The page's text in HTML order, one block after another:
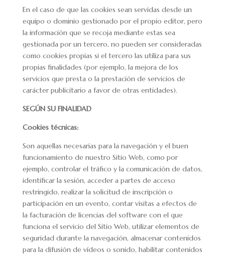
En el caso de que las cookies sean servidas desde un
equipo o dominio gestionado por el propio editor, pero
la información que se recoja mediante estas sea
gestionada por un tercero, no pueden ser consideradas
como cookies propias si el tercero las utiliza para sus
propias finalidades (por ejemplo, la mejora de los
servicios que presta o la prestación de servicios de
carácter publicitario a favor de otras entidades).
SEGÚN SU FINALIDAD
Cookies técnicas:
Son aquellas necesarias para la navegación y el buen
funcionamiento de nuestro Sitio Web, como por
ejemplo, controlar el tráfico y la comunicación de datos,
identificar la sesión, acceder a partes de acceso
restringido, realizar la solicitud de inscripción o
participación en un evento, contar visitas a efectos de
la facturación de licencias del software con el que
funciona el servicio del Sitio Web, utilizar elementos de
seguridad durante la navegación, almacenar contenidos
para la difusión de vídeos o sonido, habilitar contenidos